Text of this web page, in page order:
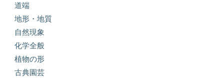
道端
地形・地質
自然現象
化学全般
植物の形
古典園芸